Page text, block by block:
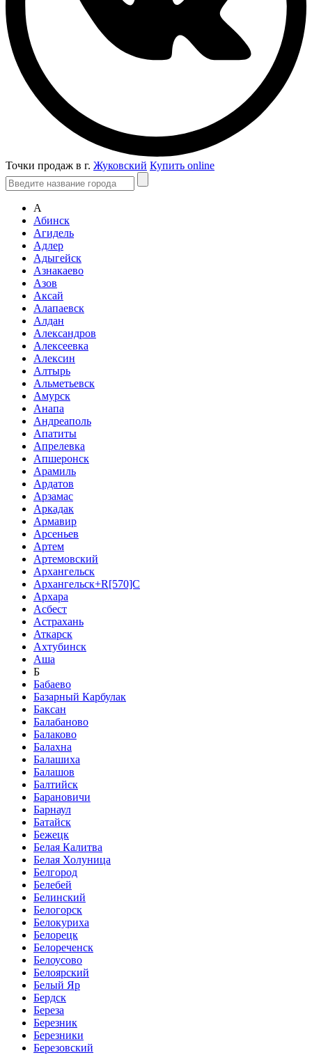
Точки продаж в г. Жуковский Купить online
А
Абинск
Агидель
Адлер
Адыгейск
Азнакаево
Азов
Аксай
Алапаевск
Алдан
Александров
Алексеевка
Алексин
Алтырь
Альметьевск
Амурск
Анапа
Андреаполь
Апатиты
Апрелевка
Апшеронск
Арамиль
Ардатов
Арзамас
Аркадак
Армавир
Арсеньев
Артем
Артемовский
Архангельск
Архангельск+R[570]C
Архара
Асбест
Астрахань
Аткарск
Ахтубинск
Аша
Б
Бабаево
Базарный Карбулак
Баксан
Балабаново
Балаково
Балахна
Балашиха
Балашов
Балтийск
Барановичи
Барнаул
Батайск
Бежецк
Белая Калитва
Белая Холуница
Белгород
Белебей
Белинский
Белогорск
Белокуриха
Белорецк
Белореченск
Белоусово
Белоярский
Белый Яр
Бердск
Береза
Березник
Березники
Березовский